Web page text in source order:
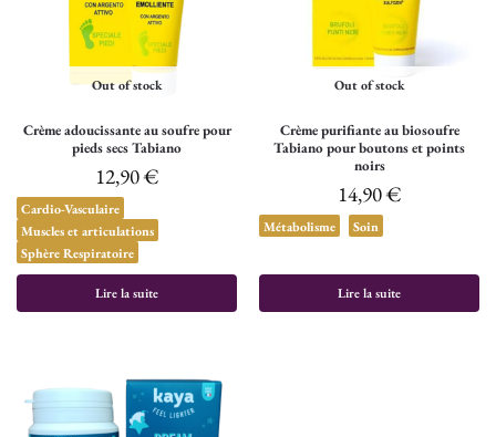
Out of stock
Crème adoucissante au soufre pour
pieds secs Tabiano
12,90€
Cardio-Vasculaire
Muscles et articulations
Sphère Respiratoire
Lire la suite
Out of stock
Crème purifiante au biosoufre
Tabiano pour boutons et points
noirs
14,90€
Métabolisme Soin
Lire la suite